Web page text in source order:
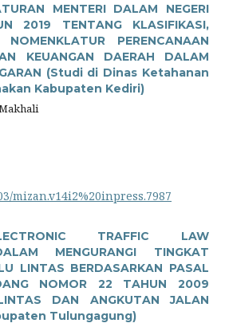
MENTERI DALAM NEGERI
2019 TENTANG KLASIFIKASI,
PERENCANAAN
KEUANGAN DAERAH DALAM
(Studi di Dinas Ketahanan
Kabupaten Kediri)
mizan.v14i2%20inpress.7987
TRAFFIC LAW
MENGURANGI TINGKAT
LINTAS BERDASARKAN PASAL
NOMOR 22 TAHUN 2009
DAN ANGKUTAN JALAN
Tulungagung)